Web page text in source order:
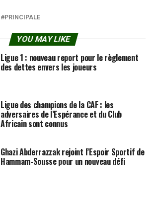
PRINCIPALE
YOU MAY LIKE
Ligue 1 : nouveau report pour le règlement
des dettes envers les joueurs
Ligue des champions de la CAF : les
adversaires de l’Espérance et du Club
Africain sont connus
Ghazi Abderrazzak rejoint l’Espoir Sportif de
Hammam-Sousse pour un nouveau défi